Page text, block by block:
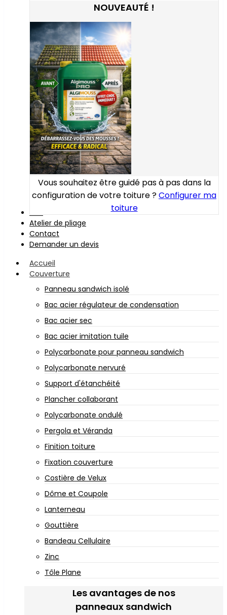
NOUVEAUTÉ !
Vous souhaitez être guidé pas à pas dans la
configuration de votre toiture ?Configurer ma
toiture
Atelier de pliage
Contact
Demander un devis
Accueil
Couverture
Panneau sandwich isolé
Bac acier régulateur de condensation
Bac acier sec
Bac acier imitation tuile
Polycarbonate pour panneau sandwich
Polycarbonate nervuré
Support d'étanchéité
Plancher collaborant
Polycarbonate ondulé
Pergola et Véranda
Finition toiture
Fixation couverture
Costière de Velux
Dôme et Coupole
Lanterneau
Gouttière
Bandeau Cellulaire
Zinc
Tôle Plane
Les avantages de nos
panneaux sandwich